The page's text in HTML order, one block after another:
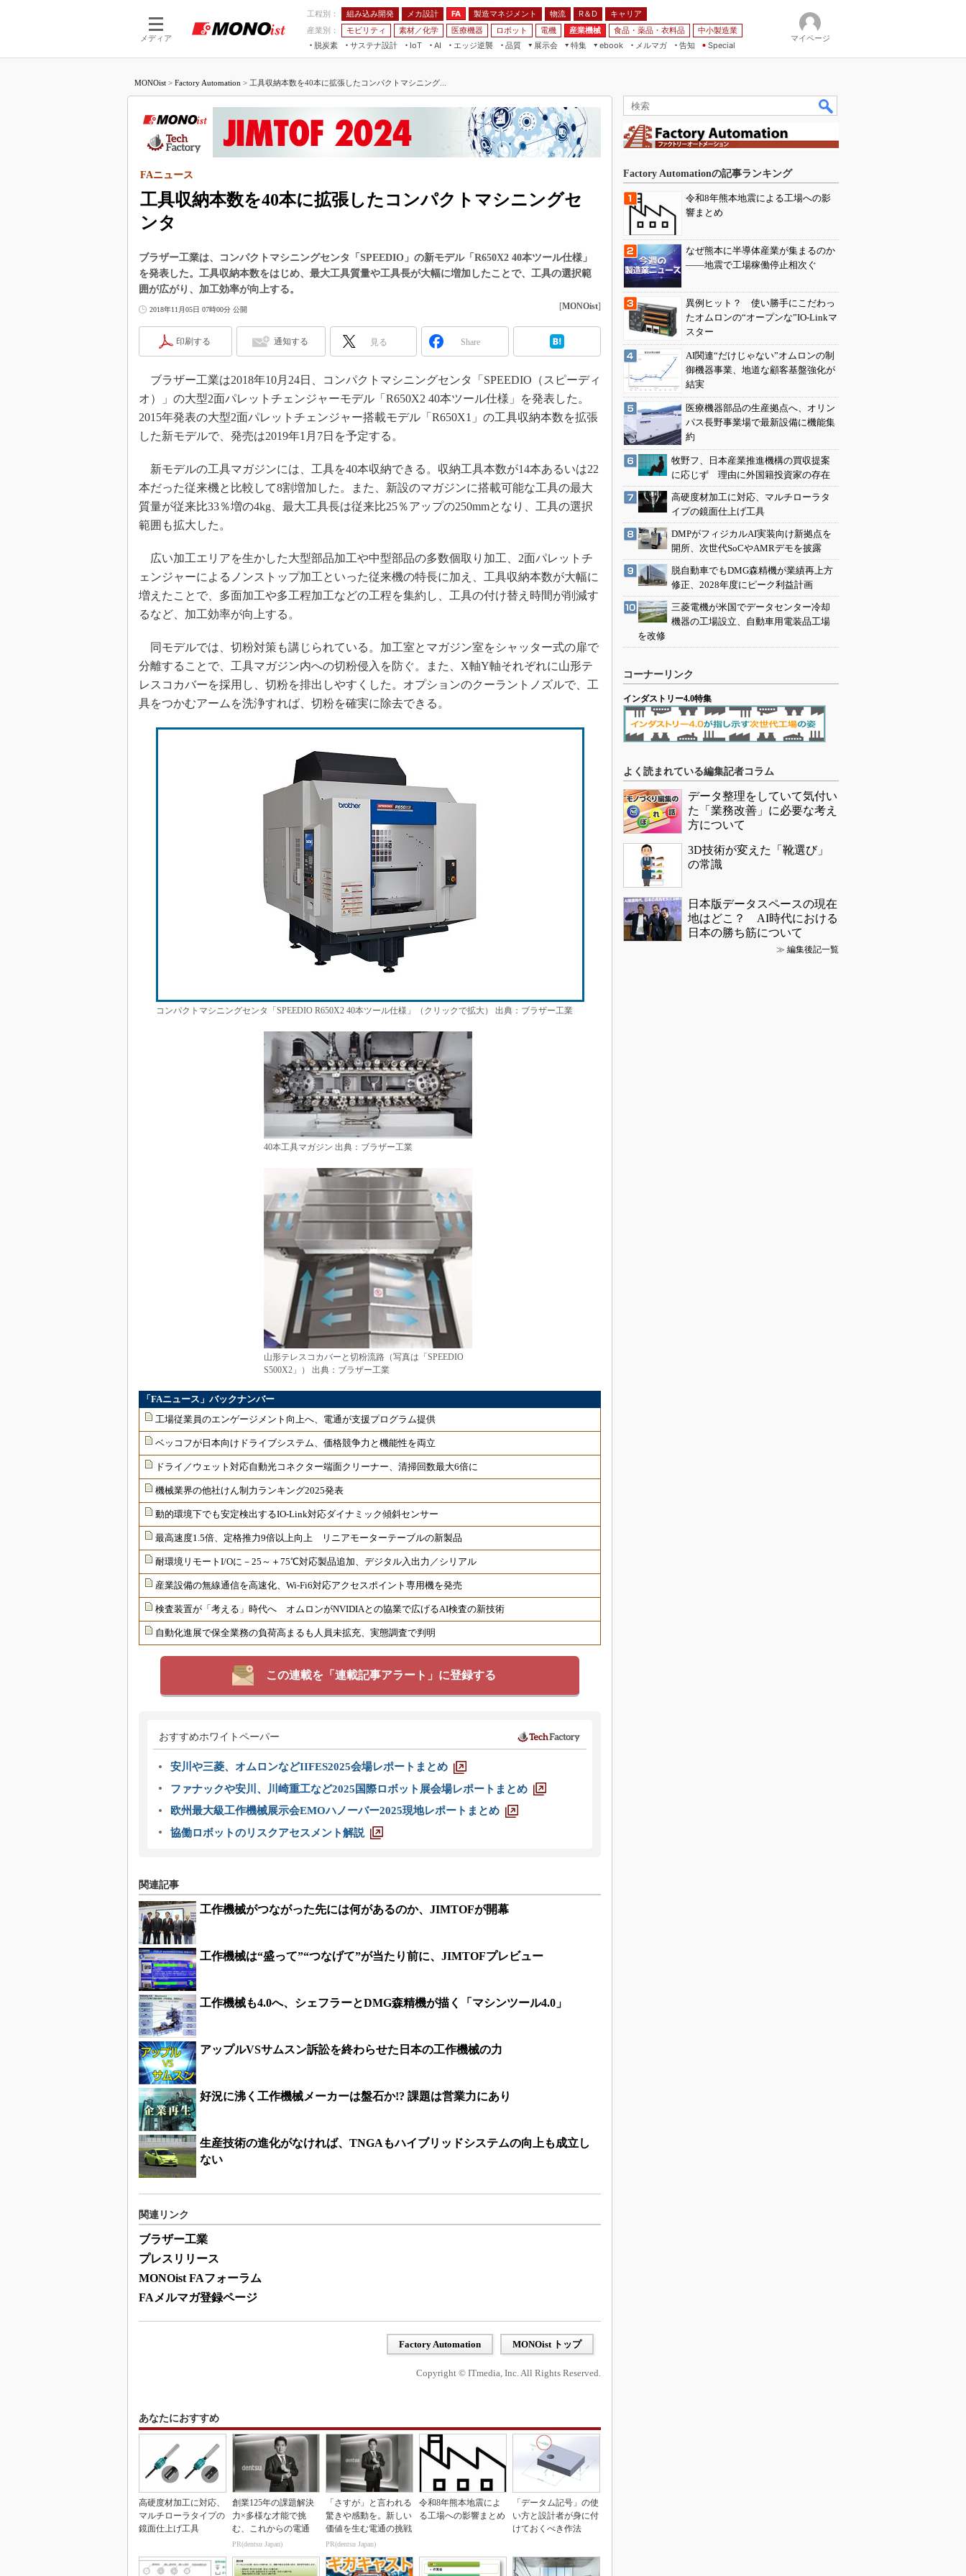
メディア
工程別： 組み込み開発 メカ設計 FA 製造マネジメント 物流 R＆D
キャリア
産業別：
モビリティ 素材／化学 医療機器 ロボット 電機 産業機械 食品・薬品・衣料品
中小製造業
脱炭素
サステナ設計
IoT
つながる工場
つながるサービス
AI
AI×設備保全
Physical AI
エッジ逆襲 品質
展示会
JIMTOF
組込み/エッジ コンピューティング
展＆IoT/5Gソリューション展
IIFES
国際ロボット展
TECHNO-FRONTIER
EdgeTech+
産業オープンネット展
特集
つながるクルマ
5G
フィールドサービス
組み込み画像技術
車載ソフト開発
3Dプリンタ
デジタルツインとCAE
インダストリー4.0
イノベーション
植物工場
知財マネジメント
制御セキュリティ
新型コロナへの対応
ebook
製造マネジメント
モビリティ
メルマガ
告知 Special
マイページ
MONOist > Factory Automation > 工具収納本数を40本に拡張したコンパクトマシニング...
工具収納本数を40本に拡張したコンパクトマシニングセ
ンタ
FAニュース
ブラザー工業は、コンパクトマシニングセンタ「SPEEDIO」の新モデル「R650X2 40本ツール仕様」
を発表した。工具収納本数をはじめ、最大工具質量や工具長が大幅に増加したことで、工具の選択範
囲が広がり、加工効率が向上する。
2018年11月05日 07時00分 公開 [MONOist]
印刷する 通知する 見る Share
ブラザー工業は2018年10月24日、コンパクトマシニングセンタ「SPEEDIO（スピーディ
オ）」の大型2面パレットチェンジャーモデル「R650X2 40本ツール仕様」を発表した。
2015年発表の大型2面パレットチェンジャー搭載モデル「R650X1」の工具収納本数を拡張
した新モデルで、発売は2019年1月7日を予定する。
新モデルの工具マガジンには、工具を40本収納できる。収納工具本数が14本あるいは22
本だった従来機と比較して8割増加した。また、新設のマガジンに搭載可能な工具の最大
質量が従来比33％増の4kg、最大工具長は従来比25％アップの250mmとなり、工具の選択
範囲も拡大した。
広い加工エリアを生かした大型部品加工や中型部品の多数個取り加工、2面パレットチ
ェンジャーによるノンストップ加工といった従来機の特長に加え、工具収納本数が大幅に
増えたことで、多面加工や多工程加工などの工程を集約し、工具の付け替え時間が削減す
るなど、加工効率が向上する。
同モデルでは、切粉対策も講じられている。加工室とマガジン室をシャッター式の扉で
分離することで、工具マガジン内への切粉侵入を防ぐ。また、X軸Y軸それぞれに山形テ
レスコカバーを採用し、切粉を排出しやすくした。オプションのクーラントノズルで、工
具をつかむアームを洗浄すれば、切粉を確実に除去できる。
コンパクトマシニングセンタ「SPEEDIO R650X2 40本ツール仕様」（クリックで拡大） 出典：ブラザー工業
40本工具マガジン 出典：ブラザー工業
山形テレスコカバーと切粉流路（写真は「SPEEDIO
S500X2」） 出典：ブラザー工業
「FAニュース」バックナンバー
工場従業員のエンゲージメント向上へ、電通が支援プログラム提供
ベッコフが日本向けドライブシステム、価格競争力と機能性を両立
ドライ／ウェット対応自動光コネクター端面クリーナー、清掃回数最大6倍に
機械業界の他社けん制力ランキング2025発表
動的環境下でも安定検出するIO-Link対応ダイナミック傾斜センサー
最高速度1.5倍、定格推力9倍以上向上 リニアモーターテーブルの新製品
耐環境リモートI/Oに－25～＋75℃対応製品追加、デジタル入出力／シリアル
産業設備の無線通信を高速化、Wi-Fi6対応アクセスポイント専用機を発売
検査装置が「考える」時代へ オムロンがNVIDIAとの協業で広げるAI検査の新技術
自動化進展で保全業務の負荷高まるも人員未拡充、実態調査で判明
この連載を「連載記事アラート」に登録する
おすすめホワイトペーパー
安川や三菱、オムロンなどIIFES2025会場レポートまとめ
ファナックや安川、川崎重工など2025国際ロボット展会場レポートまとめ
欧州最大級工作機械展示会EMOハノーバー2025現地レポートまとめ
協働ロボットのリスクアセスメント解説
関連記事
工作機械がつながった先には何があるのか、JIMTOFが開幕
工作機械は“盛って”“つなげて”が当たり前に、JIMTOFプレビュー
工作機械も4.0へ、シェフラーとDMG森精機が描く「マシンツール4.0」
アップルVSサムスン訴訟を終わらせた日本の工作機械の力
好況に沸く工作機械メーカーは盤石か!? 課題は営業力にあり
生産技術の進化がなければ、TNGAもハイブリッドシステムの向上も成立し
ない
関連リンク
ブラザー工業
プレスリリース
MONOist FAフォーラム
FAメルマガ登録ページ
Factory Automation MONOist トップ
Copyright © ITmedia, Inc. All Rights Reserved.
あなたにおすすめ
高硬度材加工に対応、
マルチローラタイプの
鏡面仕上げ工具
創業125年の課題解決
力×多様な才能で挑
む、これからの電通
PR(dentsu Japan)
「さすが」と言われる
驚きや感動を。新しい
価値を生む電通の挑戦
PR(dentsu Japan)
令和8年熊本地震によ
る工場への影響まとめ
「データム記号」の使
い方と設計者が身に付
けておくべき作法
Factory Automationの記事ランキング
令和8年熊本地震による工場への影
響まとめ
なぜ熊本に半導体産業が集まるのか
――地震で工場稼働停止相次ぐ
異例ヒット？ 使い勝手にこだわっ
たオムロンの“オープンな”IO-Linkマ
スター
AI関連“だけじゃない”オムロンの制
御機器事業、地道な顧客基盤強化が
結実
医療機器部品の生産拠点へ、オリン
パス長野事業場で最新設備に機能集
約
牧野フ、日本産業推進機構の買収提案
に応じず 理由に外国籍投資家の存在
高硬度材加工に対応、マルチローラタ
イプの鏡面仕上げ工具
DMPがフィジカルAI実装向け新拠点を
開所、次世代SoCやAMRデモを披露
脱自動車でもDMG森精機が業績再上方
修正、2028年度にピーク利益計画
三菱電機が米国でデータセンター冷却
機器の工場設立、自動車用電装品工場
を改修
コーナーリンク
インダストリー4.0特集
よく読まれている編集記者コラム
データ整理をしていて気付い
た「業務改善」に必要な考え
方について
3D技術が変えた「靴選び」
の常識
日本版データスペースの現在
地はどこ？ AI時代における
日本の勝ち筋について
≫ 編集後記一覧